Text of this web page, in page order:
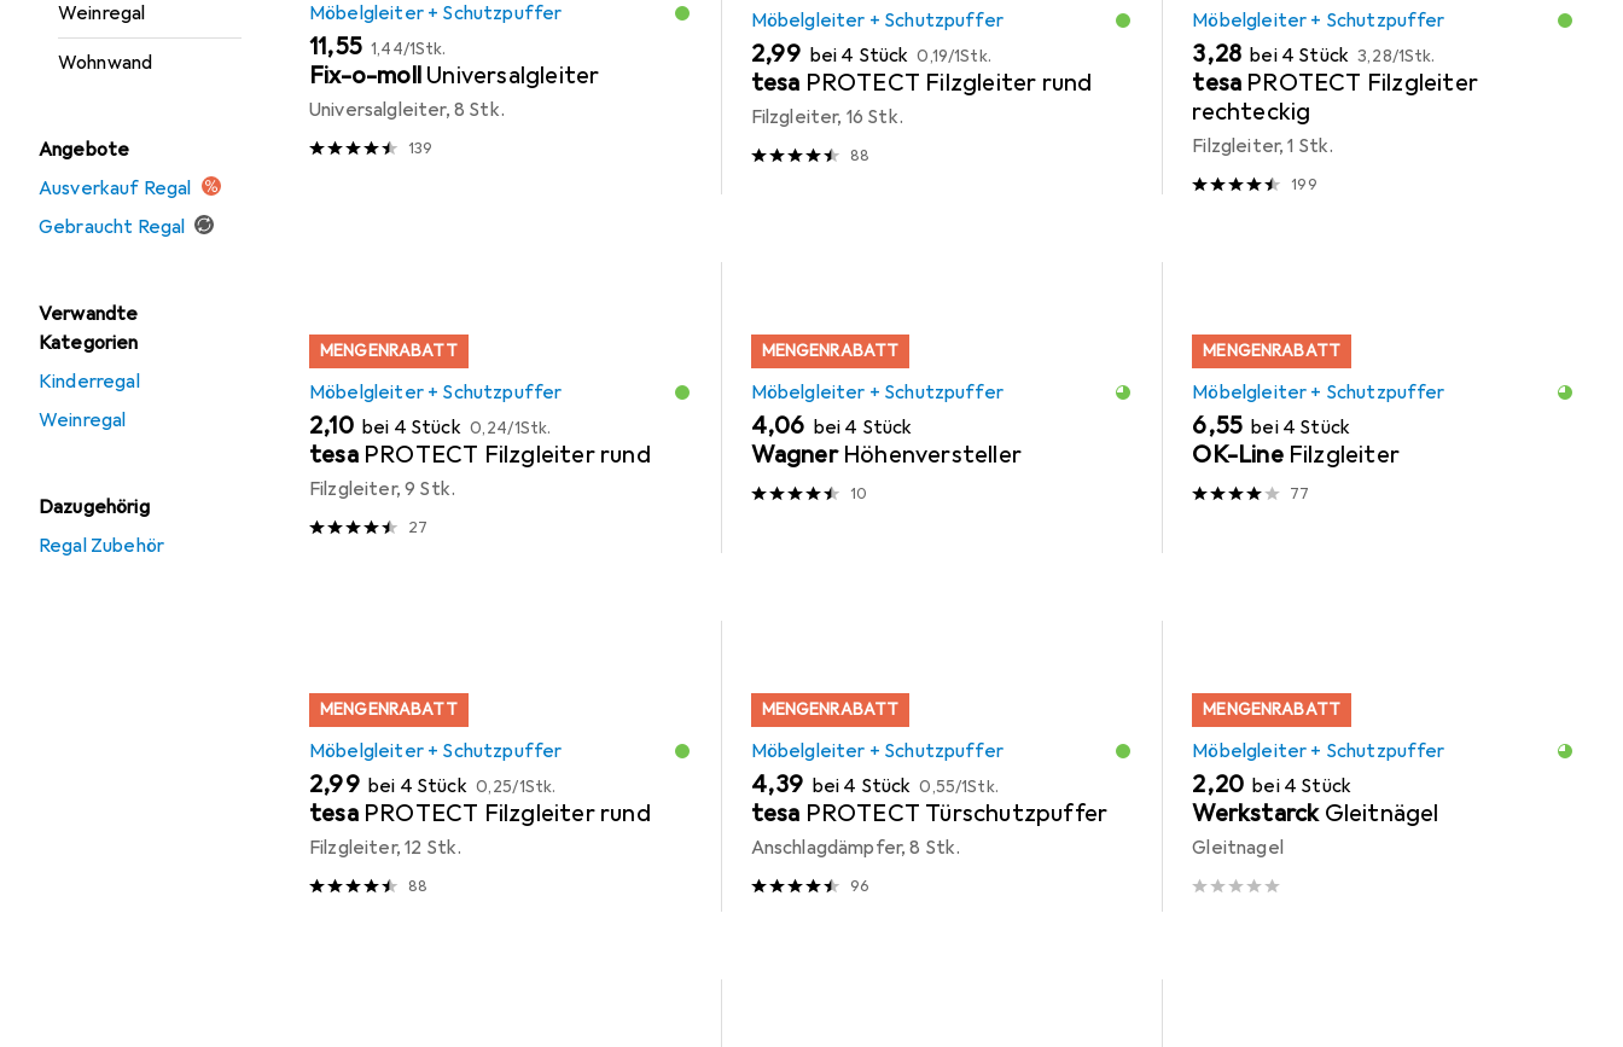
Weinregal
Wohnwand
Angebote
Ausverkauf Regal
Gebraucht Regal
Verwandte
Kategorien
Kinderregal
Weinregal
Dazugehörig
Regal Zubehör
Möbelgleiter + Schutzpuffer
EUR
11,55 EUR
1,44/1Stk.
Fix-o-moll Universalgleiter
Universalgleiter, 8 Stk.
139
Möbelgleiter + Schutzpuffer
EUR
2,99 bei 4 Stück EUR
0,19/1Stk.
tesa PROTECT Filzgleiter rund
Filzgleiter, 16 Stk.
88
Möbelgleiter + Schutzpuffer
EUR
3,28 bei 4 Stück EUR
3,28/1Stk.
tesa PROTECT Filzgleiter
rechteckig
Filzgleiter, 1 Stk.
199
MENGENRABATT
Möbelgleiter + Schutzpuffer
EUR
2,10 bei 4 Stück EUR
0,24/1Stk.
tesa PROTECT Filzgleiter rund
Filzgleiter, 9 Stk.
27
MENGENRABATT
Möbelgleiter + Schutzpuffer
EUR
4,06 bei 4 Stück
Wagner Höhenversteller
10
MENGENRABATT
Möbelgleiter + Schutzpuffer
EUR
6,55 bei 4 Stück
OK-Line Filzgleiter
77
MENGENRABATT
Möbelgleiter + Schutzpuffer
EUR
2,99 bei 4 Stück EUR
0,25/1Stk.
tesa PROTECT Filzgleiter rund
Filzgleiter, 12 Stk.
88
MENGENRABATT
Möbelgleiter + Schutzpuffer
EUR
4,39 bei 4 Stück EUR
0,55/1Stk.
tesa PROTECT Türschutzpuffer
Anschlagdämpfer, 8 Stk.
96
MENGENRABATT
Möbelgleiter + Schutzpuffer
EUR
2,20 bei 4 Stück
Werkstarck Gleitnägel
Gleitnagel